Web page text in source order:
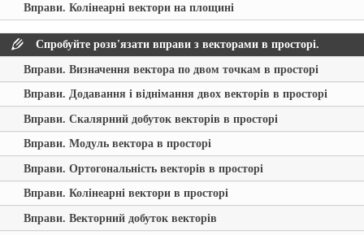
Вправи. Колінеарні вектори на площині
Спробуйте розв'язати вправи з векторами в просторі.
Вправи. Визначення вектора по двом точкам в просторі
Вправи. Додавання і віднімання двох векторів в просторі
Вправи. Скалярний добуток векторів в просторі
Вправи. Модуль вектора в просторі
Вправи. Ортогональність векторів в просторі
Вправи. Колінеарні вектори в просторі
Вправи. Векторний добуток векторів